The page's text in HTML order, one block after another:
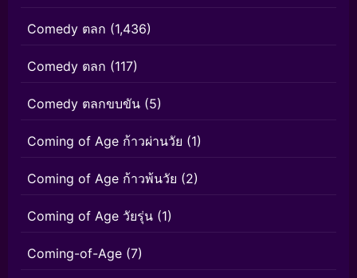
Comedy ตลก (1,436)
Comedy ตลก (117)
Comedy ตลกขบขัน (5)
Coming of Age ก้าวผ่านวัย (1)
Coming of Age ก้าวพ้นวัย (2)
Coming of Age วัยรุ่น (1)
Coming-of-Age (7)